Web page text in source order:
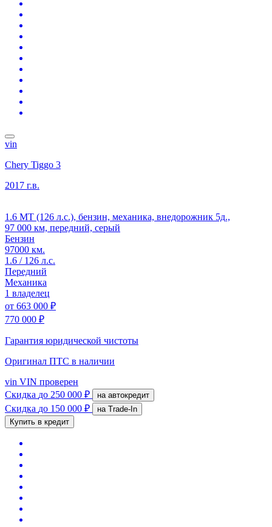
vin
Chery Tiggo 3
2017 г.в.
1.6 MT (126 л.с.), бензин, механика, внедорожник 5д.,
97 000 км, передний, серый
Бензин
97000 км.
1.6 / 126 л.с.
Передний
Механика
1 владелец
от 663 000 ₽
770 000 ₽
Гарантия юридической чистоты
Оригинал ПТС в наличии
vin VIN проверен
Скидка до 250 000 ₽ на автокредит
Скидка до 150 000 ₽
на Trade-In
Купить в кредит